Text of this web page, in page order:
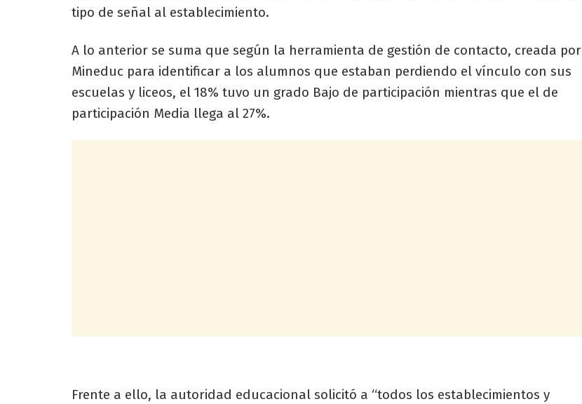
tipo de señal al establecimiento.
A lo anterior se suma que según la herramienta de gestión de contacto, creada por
Mineduc para identificar a los alumnos que estaban perdiendo el vínculo con sus
escuelas y liceos, el 18% tuvo un grado Bajo de participación mientras que el de
participación Media llega al 27%.
Frente a ello, la autoridad educacional solicitó a “todos los establecimientos y